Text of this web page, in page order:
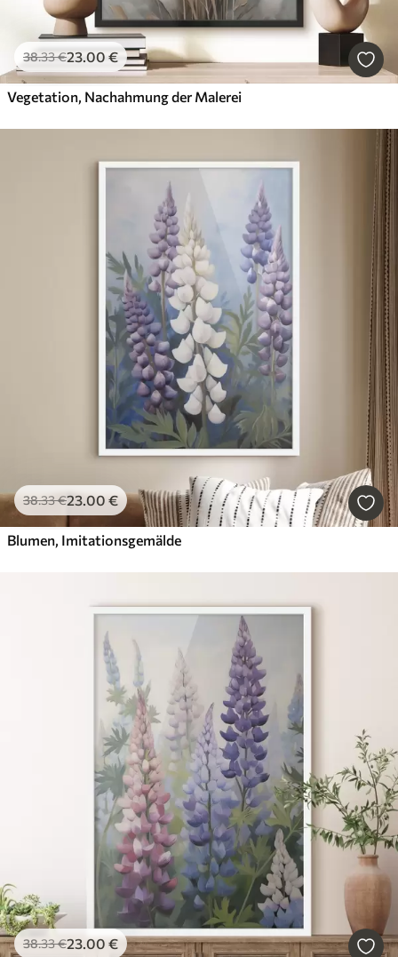
38.33€23.00 €
Vegetation, Nachahmung der Malerei
38.33€23.00 €
Blumen, Imitationsgemälde
38.33€23.00 €